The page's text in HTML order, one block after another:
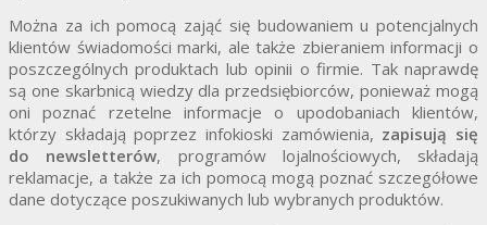
Można za ich pomocą zająć się budowaniem u potencjalnych
klientów świadomości marki, ale także zbieraniem informacji o
poszczególnych produktach lub opinii o firmie. Tak naprawdę
są one skarbnicą wiedzy dla przedsiębiorców, ponieważ mogą
oni poznać rzetelne informacje o upodobaniach klientów,
którzy składają poprzez infokioski zamówienia, zapisują się
do newsletterów, programów lojalnościowych, składają
reklamacje, a także za ich pomocą mogą poznać szczegółowe
dane dotyczące poszukiwanych lub wybranych produktów.